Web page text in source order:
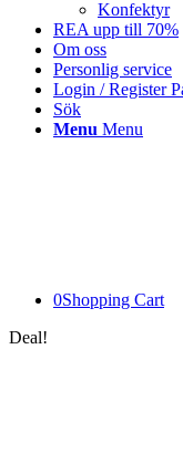
Konfektyr
REA upp till 70%
Om oss
Personlig service
Login / Register
Sök
Menu Menu
0Shopping Cart
Deal!